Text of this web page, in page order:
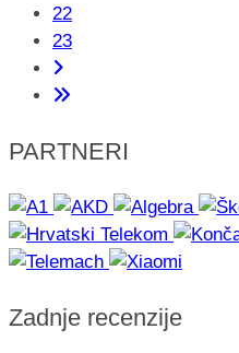
22
23
PARTNERI
Zadnje recenzije